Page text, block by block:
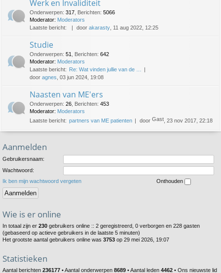
Werk en Invaliditeit
Onderwerpen: 317 Berichten: 5066
Moderator: Moderators
Laatste bericht:
door akarasty , 11 aug 2022, 12:25
Studie
Onderwerpen: 51 Berichten: 642
Moderator: Moderators
Laatste bericht: Re: Wat vinden jullie van de …
door agnes , 03 jun 2024, 19:08
Naasten van ME'ers
Onderwerpen: 26 Berichten: 453
Moderator: Moderators
Laatste bericht: partners van ME patienten door Gast , 23 nov 2017, 22:18
Aanmelden
Gebruikersnaam:
Wachtwoord:
Ik ben mijn wachtwoord vergeten
Onthouden
Wie is er online
In totaal zijn er 230 gebruikers online :: 2 geregistreerd, 0 verborgen en 228 gasten
(gebaseerd op actieve gebruikers in de laatste 5 minuten)
Het grootste aantal gebruikers online was 3753 op 29 mei 2026, 19:07
Statistieken
Aantal berichten 236177 • Aantal onderwerpen 8689 • Aantal leden 4462 • Ons nieuwste lid